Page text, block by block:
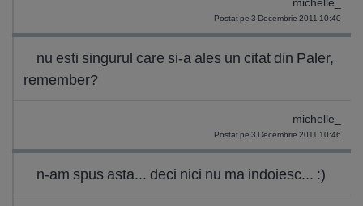
michelle_
Postat pe 3 Decembrie 2011 10:40
nu esti singurul care si-a ales un citat din Paler,
remember?
michelle_
Postat pe 3 Decembrie 2011 10:46
n-am spus asta... deci nici nu ma indoiesc... :)